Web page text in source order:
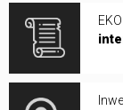
EKO